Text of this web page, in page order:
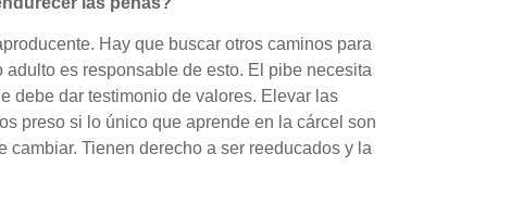
Hay que buscar otros caminos para
es responsable de esto. El pibe necesita
debe dar testimonio de valores. Elevar las
preso si lo único que aprende en la cárcel son
Tienen derecho a ser reeducados y la